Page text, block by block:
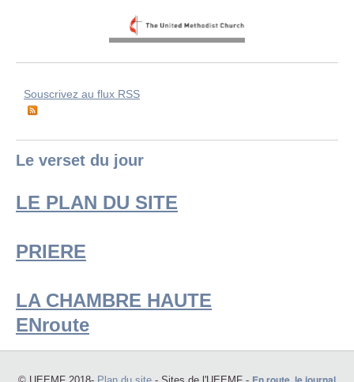
Souscrivez au flux RSS
Le verset du jour
LE PLAN DU SITE
PRIERE
LA CHAMBRE HAUTE
ENroute